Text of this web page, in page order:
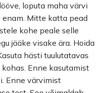
loputa maha värvi
enam. Mitte katta pead
kohe peale selle
jääke visake ära. Hoida
hästi tuulutatavas
kohas. Enne kasutamist
Enne värvimist